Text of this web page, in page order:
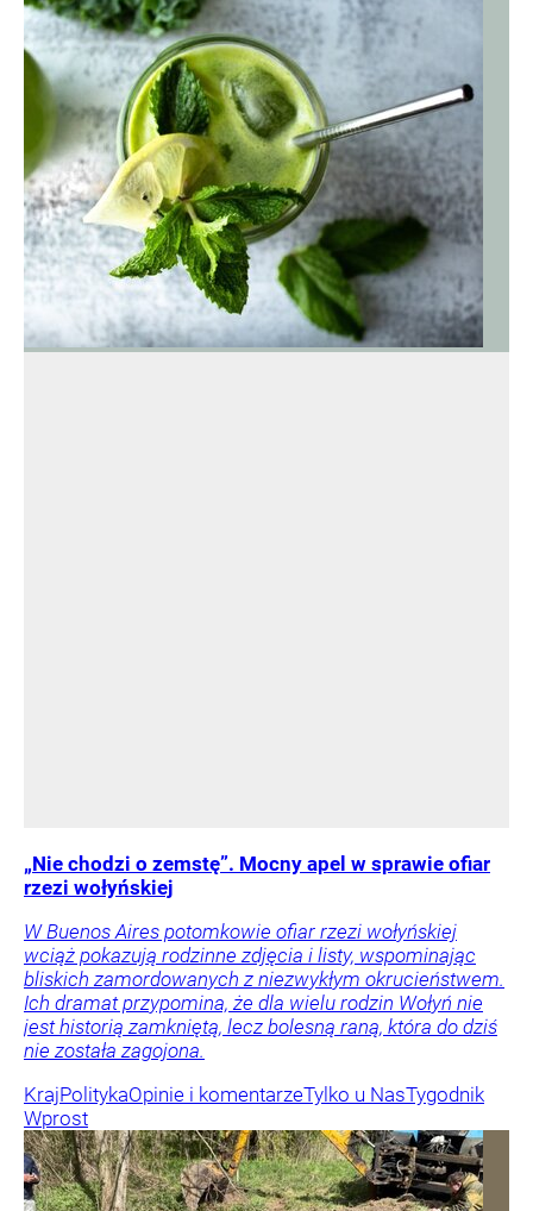
„Nie chodzi o zemstę”. Mocny apel w sprawie ofiar
rzezi wołyńskiej
W Buenos Aires potomkowie ofiar rzezi wołyńskiej
wciąż pokazują rodzinne zdjęcia i listy, wspominając
bliskich zamordowanych z niezwykłym okrucieństwem.
Ich dramat przypomina, że dla wielu rodzin Wołyń nie
jest historią zamkniętą, lecz bolesną raną, która do dziś
nie została zagojona.
KrajPolitykaOpinie i komentarzeTylko u NasTygodnik
Wprost